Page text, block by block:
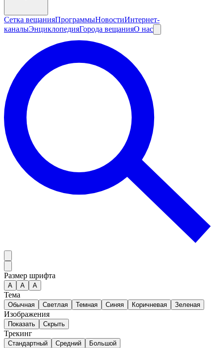
Сетка вещанияПрограммыНовостиИнтернет-
каналыЭнциклопедияГорода вещанияО нас
Размер шрифта
А A A
Тема
Обычная Светлая Темная Синяя Коричневая Зеленая
Изображения
Показать Скрыть
Трекинг
Стандартный Средний Большой